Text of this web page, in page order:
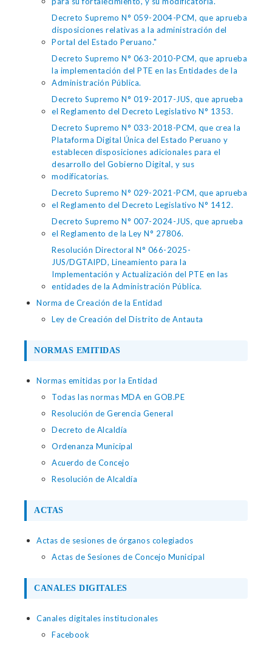
Decreto Supremo N° 059-2004-PCM, que aprueba
disposiciones relativas a la administración del
Portal del Estado Peruano."
Decreto Supremo N° 063-2010-PCM, que aprueba
la implementación del PTE en las Entidades de la
Administración Pública.
Decreto Supremo N° 019-2017-JUS, que aprueba
el Reglamento del Decreto Legislativo N° 1353.
Decreto Supremo N° 033-2018-PCM, que crea la
Plataforma Digital Única del Estado Peruano y
establecen disposiciones adicionales para el
desarrollo del Gobierno Digital, y sus
modificatorias.
Decreto Supremo N° 029-2021-PCM, que aprueba
el Reglamento del Decreto Legislativo N° 1412.
Decreto Supremo N° 007-2024-JUS, que aprueba
el Reglamento de la Ley N° 27806.
Resolución Directoral N° 066-2025-
JUS/DGTAIPD, Lineamiento para la
Implementación y Actualización del PTE en las
entidades de la Administración Pública.
Norma de Creación de la Entidad
Ley de Creación del Distrito de Antauta
NORMAS EMITIDAS
Normas emitidas por la Entidad
Todas las normas MDA en GOB.PE
Resolución de Gerencia General
Decreto de Alcaldía
Ordenanza Municipal
Acuerdo de Concejo
Resolución de Alcaldía
ACTAS
Actas de sesiones de órganos colegiados
Actas de Sesiones de Concejo Municipal
CANALES DIGITALES
Canales digitales institucionales
Facebook